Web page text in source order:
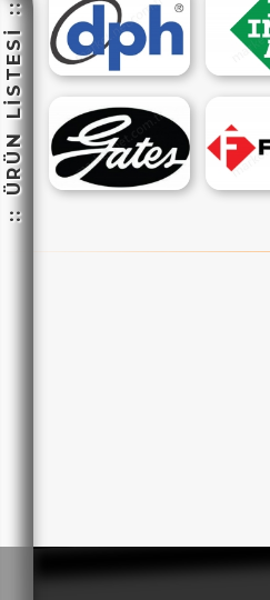
:: ÜRÜN LİSTESİ ::